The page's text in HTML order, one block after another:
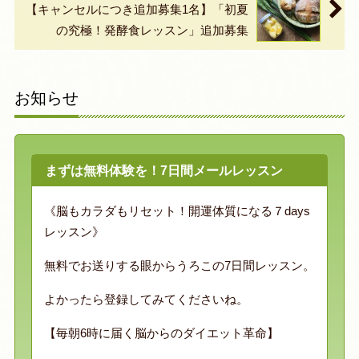
【キャンセルにつき追加募集1名】「初夏
の究極！発酵食レッスン」追加募集
お知らせ
まずは無料体験を！7日間メールレッスン
《脳もカラダもリセット！開運体質になる７days
レッスン》
無料でお送りする眼からうろこの7日間レッスン。
よかったら登録してみてくださいね。
【毎朝6時に届く脳からのダイエット革命】